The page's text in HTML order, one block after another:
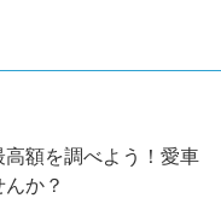
額を調べよう！愛車
か？